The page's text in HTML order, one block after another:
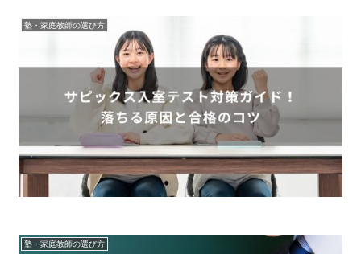
塾・家庭教師の選び方
塾・家庭教師の選び方